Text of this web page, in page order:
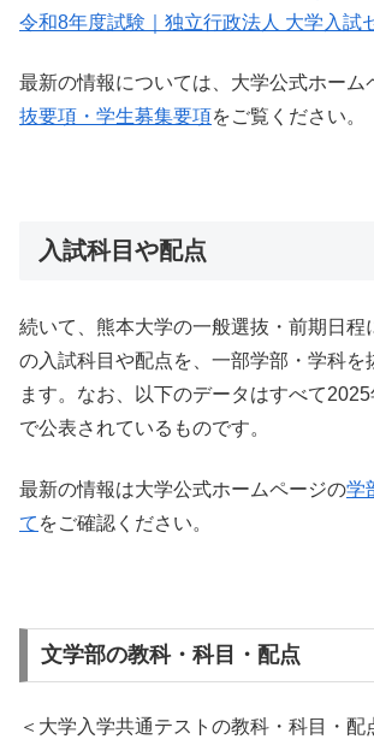
令和8年度試験｜独立行政法人 大学入試
最新の情報については、大学公式ホーム
抜要項・学生募集要項をご覧ください。
入試科目や配点
続いて、熊本大学の一般選抜・前期日程
の入試科目や配点を、一部学部・学科を
ます。なお、以下のデータはすべて
で公表されているものです。
最新の情報は大学公式ホームページの学
て をご確認ください。
文学部の教科・科目・配点
＜大学入学共通テストの教科・科目・配